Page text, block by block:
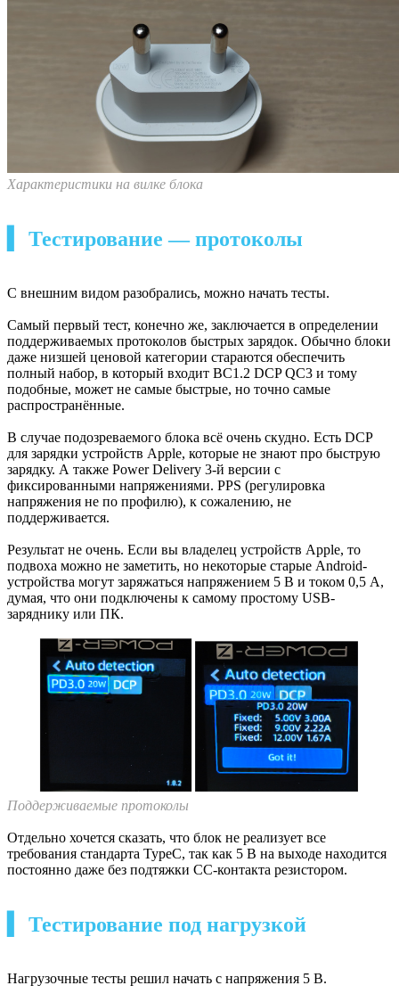
Характеристики на вилке блока
▍ Тестирование — протоколы
С внешним видом разобрались, можно начать тесты.
Самый первый тест, конечно же, заключается в определении
поддерживаемых протоколов быстрых зарядок. Обычно блоки
даже низшей ценовой категории стараются обеспечить
полный набор, в который входит BC1.2 DCP QC3 и тому
подобные, может не самые быстрые, но точно самые
распространённые.
В случае подозреваемого блока всё очень скудно. Есть DCP
для зарядки устройств Apple, которые не знают про быструю
зарядку. А также Power Delivery 3-й версии с
фиксированными напряжениями. PPS (регулировка
напряжения не по профилю), к сожалению, не
поддерживается.
Результат не очень. Если вы владелец устройств Apple, то
подвоха можно не заметить, но некоторые старые Android-
устройства могут заряжаться напряжением 5 В и током 0,5 А,
думая, что они подключены к самому простому USB-
заряднику или ПК.
Поддерживаемые протоколы
Отдельно хочется сказать, что блок не реализует все
требования стандарта TypeC, так как 5 В на выходе находится
постоянно даже без подтяжки CC-контакта резистором.
▍ Тестирование под нагрузкой
Нагрузочные тесты решил начать с напряжения 5 В.